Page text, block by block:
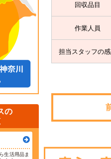
回収品目
作業人員
担当スタッフの
の
生活用品ま